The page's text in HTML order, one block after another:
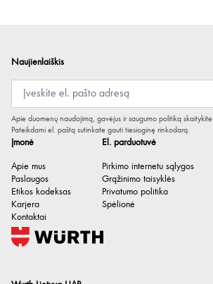
Įmonė
Apie mus
Paslaugos
Etikos kodeksas
Karjera
Kontaktai
El. parduotuvė
Pirkimo internetu sąlygos
Grąžinimo taisyklės
Privatumo politika
Spėlionė
Naujienlaiškis
Apie duomenų naudojimą, gavėjus ir saugumo politiką skaitykite
Pateikdami el. paštą sutinkate gauti tiesioginę rinkodarą.